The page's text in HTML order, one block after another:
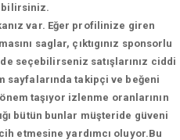
var. Eğer profilinize giren
saglar, çıktıgınız sponsorlu
seçebilirseniz satışlarınız ciddi
sayfalarında takipçi ve beğeni
taşıyor izlenme oranlarının
bütün bunlar müşteride güveni
etmesine yardımcı oluyor.Bu